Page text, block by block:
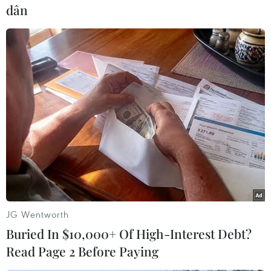
một số dịch vụ là bất hợp lý và hoàn toàn không
định từ đầu, không thể dựa vào lý do thời tiết để
tự ý thay đổi.
Hơn nữa, việc phụ thu phụ phí cần được cân
nhắc kỹ lưỡng để tạo uy tín với người tiêu dùng
lâu dài và có cái nhìn chia sẻ giữa quyền lợi
Nhà nước, quyền lợi doanh nghiệp và quyền lợi
người tiêu dùng./.
(TTXVN/Vietnam+)
dân
JG Wentworth
Buried In $10,000+ Of High-Interest Debt?
Read Page 2 Before Paying